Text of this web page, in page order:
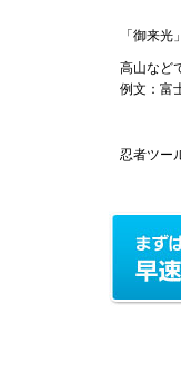
「御来光
高山など
例文：富
忍者ツー